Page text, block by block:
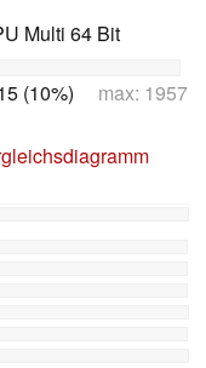
Multi 64 Bit
(10%) max: 1957